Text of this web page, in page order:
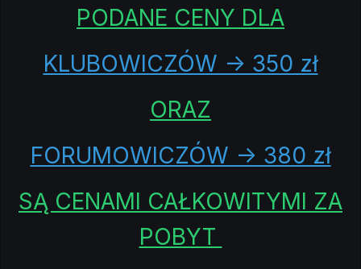
PODANE CENY DLA
KLUBOWICZÓW -> 350 zł
ORAZ
FORUMOWICZÓW -> 380 zł
SĄ CENAMI CAŁKOWITYMI ZA
POBYT